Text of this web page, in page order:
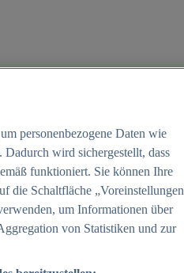
personenbezogene Daten wie
wird sichergestellt, dass
funktioniert. Sie können Ihre
die Schaltfläche „Voreinstellungen
um Informationen über
von Statistiken und zur